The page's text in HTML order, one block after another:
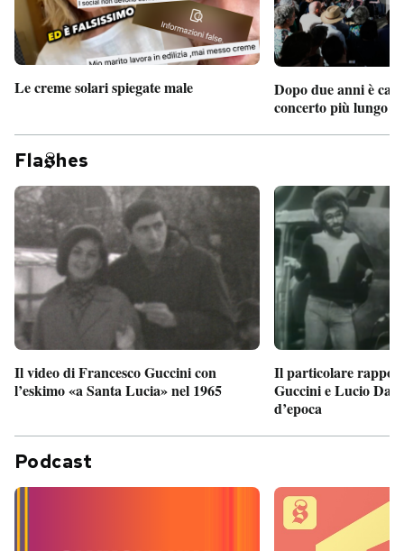
Le creme solari spiegate male
Dopo due anni è
concerto più lungo
Fla hes
Il video di Francesco Guccini con
l’eskimo «a Santa Lucia» nel 1965
Il particolare
Guccini e Lucio
d’epoca
Podcast